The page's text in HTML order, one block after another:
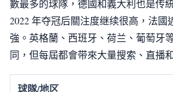
數最多的球隊，德國和義大利也是传
2022 年夺冠后關注度继续很高，法國
強。英格蘭、西班牙、荷兰、葡萄牙
同，但每屆都會带來大量搜索、直播